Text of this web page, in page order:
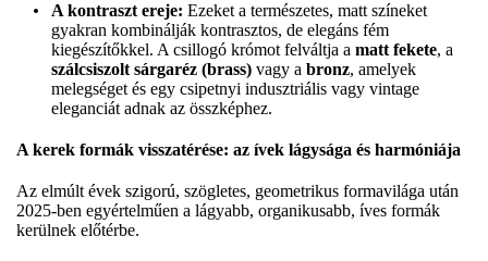
A kontraszt ereje: Ezeket a természetes, matt színeket
gyakran kombinálják kontrasztos, de elegáns fém
kiegészítőkkel. A csillogó krómot felváltja a matt fekete, a
szálcsiszolt sárgaréz (brass) vagy a bronz, amelyek
melegséget és egy csipetnyi indusztriális vagy vintage
eleganciát adnak az összképhez.
A kerek formák visszatérése: az ívek lágysága és harmóniája
Az elmúlt évek szigorú, szögletes, geometrikus formavilága után
2025-ben egyértelműen a lágyabb, organikusabb, íves formák
kerülnek előtérbe.